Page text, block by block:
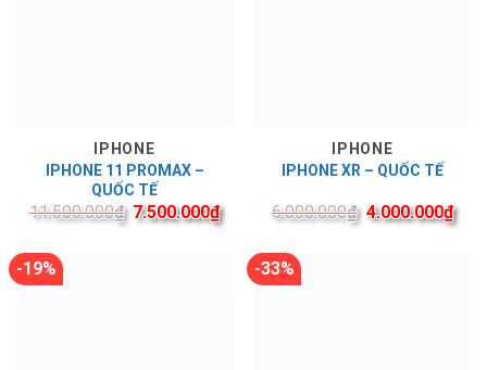
IPHONE
IPHONE 11 PROMAX –
QUỐC TẾ
11.500.000₫ 7.500.000₫
IPHONE
IPHONE XR – QUỐC TẾ
6.000.000₫ 4.000.000₫
-19% -33%